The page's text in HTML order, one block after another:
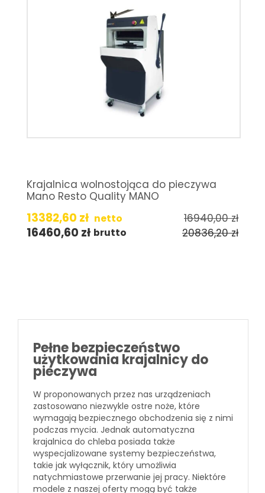
Krajalnica wolnostojąca do pieczywa
Mano Resto Quality MANO
13382,60 zł netto 16940,00zł
16460,60 zł brutto 20836,20zł
Pełne bezpieczeństwo
użytkowania krajalnicy do
pieczywa
W proponowanych przez nas urządzeniach
zastosowano niezwykle ostre noże, które
wymagają bezpiecznego obchodzenia się z nimi
podczas mycia. Jednak automatyczna
krajalnica do chleba posiada także
wyspecjalizowane systemy bezpieczeństwa,
takie jak wyłącznik, który umożliwia
natychmiastowe przerwanie jej pracy. Niektóre
modele z naszej oferty mogą być także